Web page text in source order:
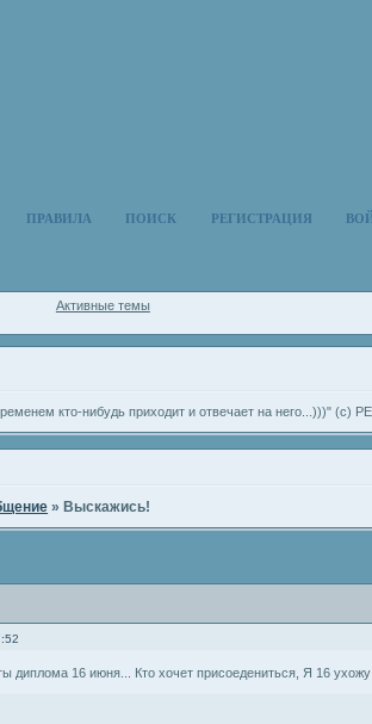
ПРАВИЛА ПОИСК РЕГИСТРАЦИЯ
Активные темы
кто-нибудь приходит и отвечает на него...)))"
» Выскажись!
диплома 16 июня... Кто хочет присоедениться, Я 16